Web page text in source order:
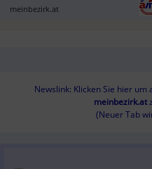
meinbezirk.at
Newslink: Klicken Sie hier
meinbezirk.at
(Neuer Tab